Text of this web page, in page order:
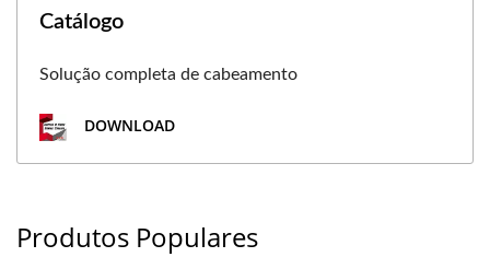
Catálogo
Solução completa de cabeamento
DOWNLOAD
Produtos Populares